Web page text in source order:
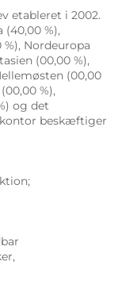
etableret i 2002.
%),
%), Nordeuropa
(00,00 %),
(00,00
%),
og det
kontor beskæftiger